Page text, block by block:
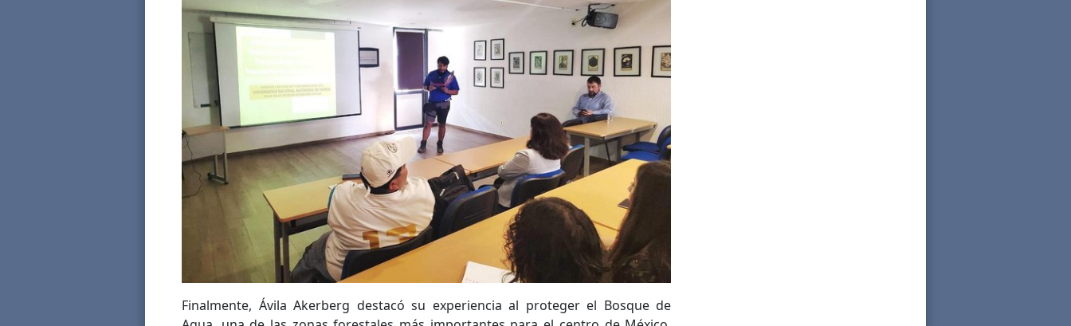
Finalmente, Ávila Akerberg destacó su experiencia al proteger el Bosque de